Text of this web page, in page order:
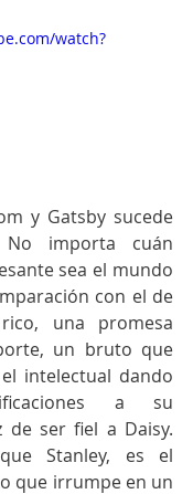
watch?
y Gatsby sucede
importa cuán
sea el mundo
con el de
una promesa
un bruto que
intelectual dando
a su
de ser fiel a Daisy.
Stanley, es el
que irrumpe en un